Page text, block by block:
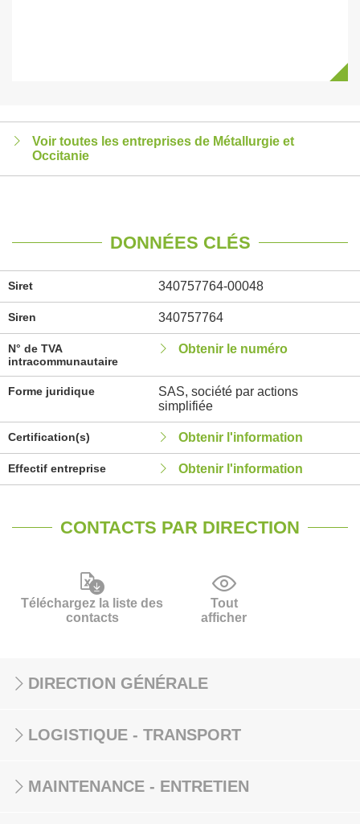
Voir toutes les entreprises de Métallurgie et
Occitanie
DONNÉES CLÉS
Siret 340757764-00048
Siren 340757764
N° de TVA
intracommunautaire
Obtenir le numéro
Forme juridique
SAS, société par actions
simplifiée
Certification(s) Obtenir l'information
Effectif entreprise Obtenir l'information
CONTACTS PAR DIRECTION
Téléchargez la liste des
contacts
Tout
afficher
DIRECTION GÉNÉRALE
LOGISTIQUE - TRANSPORT
MAINTENANCE - ENTRETIEN